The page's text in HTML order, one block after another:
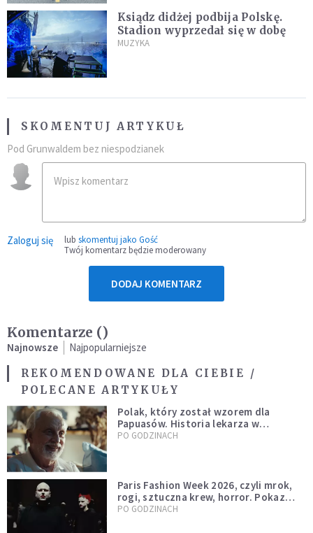
Ksiądz didżej podbija Polskę.
Stadion wyprzedał się w dobę
MUZYKA
SKOMENTUJ ARTYKUŁ
Pod Grunwaldem bez niespodzianek
Zaloguj się lub skomentuj jako Gość
Twój komentarz będzie moderowany
DODAJ KOMENTARZ
Komentarze ()
Najnowsze
Najpopularniejsze
REKOMENDOWANE DLA CIEBIE /
POLECANE ARTYKUŁY
Polak, który został wzorem dla
Papuasów. Historia lekarza w
sutannie, który uleczył dżunglę
PO GODZINACH
Paris Fashion Week 2026, czyli mrok,
rogi, sztuczna krew, horror. Pokaz
mody czy fascynacja diabłem?
PO GODZINACH